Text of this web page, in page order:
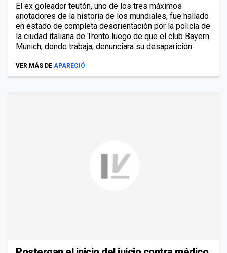
El ex goleador teutón, uno de los tres máximos
anotadores de la historia de los mundiales, fue hallado
en estado de completa desorientación por la policía de
la ciudad italiana de Trento luego de que el club Bayern
Munich, donde trabaja, denunciara su desaparición.
VER MÁS DE APARECIÓ